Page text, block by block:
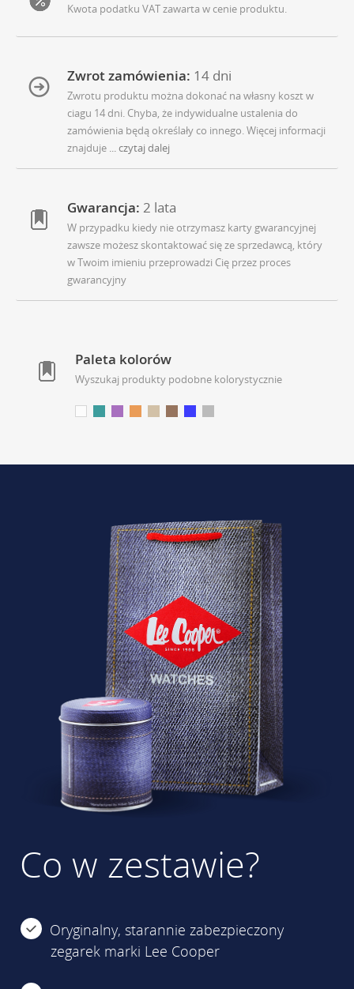
Kwota podatku VAT zawarta w cenie produktu.
Zwrot zamówienia: 14 dni
Zwrotu produktu można dokonać na własny koszt w
ciagu 14 dni. Chyba, że indywidualne ustalenia do
zamówienia będą określały co innego. Więcej informacji
znajduje ... czytaj dalej
Gwarancja: 2 lata
W przypadku kiedy nie otrzymasz karty gwarancyjnej
zawsze możesz skontaktować się ze sprzedawcą, który
w Twoim imieniu przeprowadzi Cię przez proces
gwarancyjny
Paleta kolorów
Wyszukaj produkty podobne kolorystycznie
Co w zestawie?
Oryginalny, starannie zabezpieczony
zegarek marki Lee Cooper